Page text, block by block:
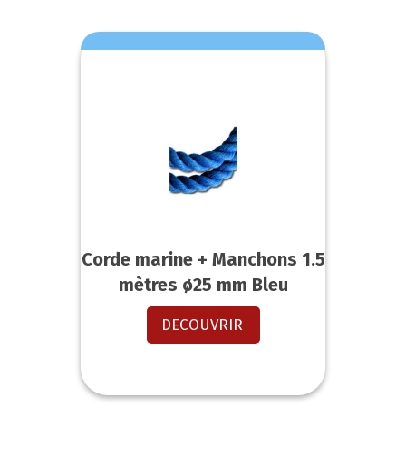
Corde marine + Manchons 1.5
mètres ø25 mm Bleu
DECOUVRIR